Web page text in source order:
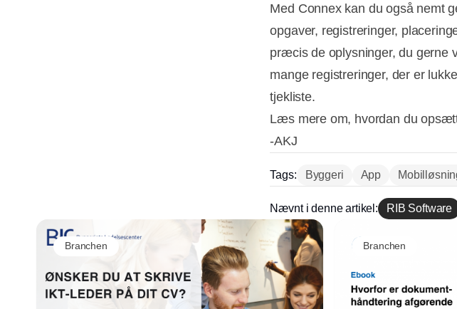
Med Connex kan du også nemt
opgaver, registreringer,
præcis de oplysninger, du gerne
mange registreringer, der er
tjekliste.
Læs mere om, hvordan du
-AKJ
Tags: Byggeri App
Nævnt i denne artikel: RIB Software
Branchen Branchen